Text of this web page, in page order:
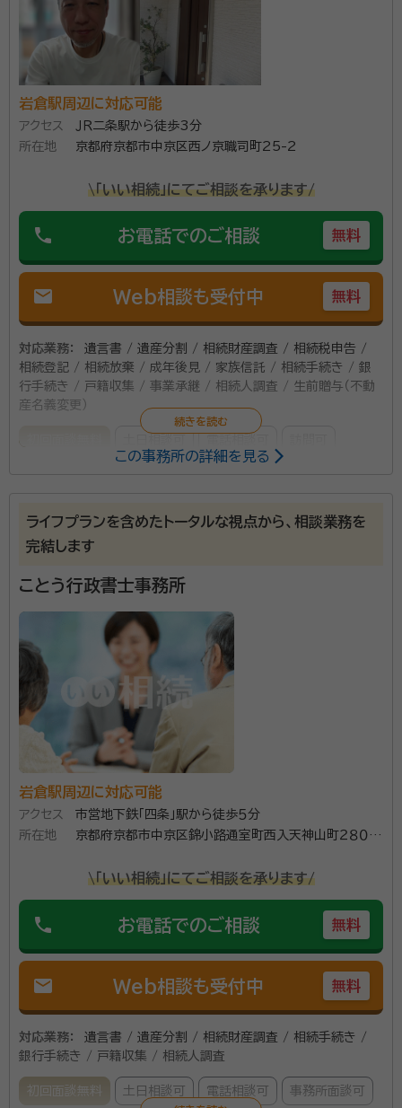
通しを情報欲しいです。
私共は、遺言書の作成・成年後見のサポート・相続手続き
などで皆様が抱く不安を安心に変えるお手伝いを専門
に行う京都市の行政書士事務所です。 「誰にも相談でき
ない」「相談しても不安がなくならない」「そもそも相談す
る人がいない」そのような方はすぐにご相談ください。
われている方、ご安心ください。 相談だけ、話を聞いて
ほしいだけの方もいらっしゃいます。大歓迎です。 まず
は相談にお越しください。 きっとお越しになる前とお気
持ちが変わっていると思います。 無理なオススメはしま
せんのでご安心ください。
ル・プランニング技能士
所属団体：京都府行政書士会
岩倉駅周辺に対応可能
アクセス
ＪＲ二条駅から徒歩3分
所在地
京都府京都市中京区西ノ京職司町25-2
\「いい相続」にてご相談を承ります/
phone お電話でのご相談 無料
mail Web相談も受付中 無料
対応業務：
遺言書 / 遺産分割 / 相続財産調査 / 相続税申告 /
相続登記 / 相続放棄 / 成年後見 / 家族信託 / 相続手続き / 銀
行手続き / 戸籍収集 / 事業承継 / 相続人調査 / 生前贈与（不動
産名義変更）
所属する専門家：
柏木行政書士
～）、一般社団法人いきいきライフ協会 代表理事（2024年1月～）、損
害保険ジャパン株式会社在籍（1986～2019年）
成人から相続まで、何でもご相談ください。 じっくりと
お話を聞かせていただき、最適の解を提供、最善・最良
の道をご案内いたします。
資格等：
行政書士、ファイナンシャルプランナー、身元保証相談士、
国際行政書士（申請取次士）
一般社団法人いきいきライフ協会平安、一般社団法人和
文化推進協会、一般社団法人ビューティフルエージング
協会
この事務所の詳細を見る
ライフプランを含めたトータルな視点から、相談業務を
完結します
ことう行政書士事務所
岩倉駅周辺に対応可能
アクセス
市営地下鉄「四条」駅から徒歩５分
所在地
京都府京都市中京区錦小路通室町西入天神山町２８０番
\「いい相続」にてご相談を承ります/
phone お電話でのご相談 無料
mail Web相談も受付中 無料
対応業務：
遺言書 / 遺産分割 / 相続財産調査 / 相続手続き /
銀行手続き / 戸籍収集 / 相続人調査
初回面談無料 土日相談可 電話相談可 事務所面談可